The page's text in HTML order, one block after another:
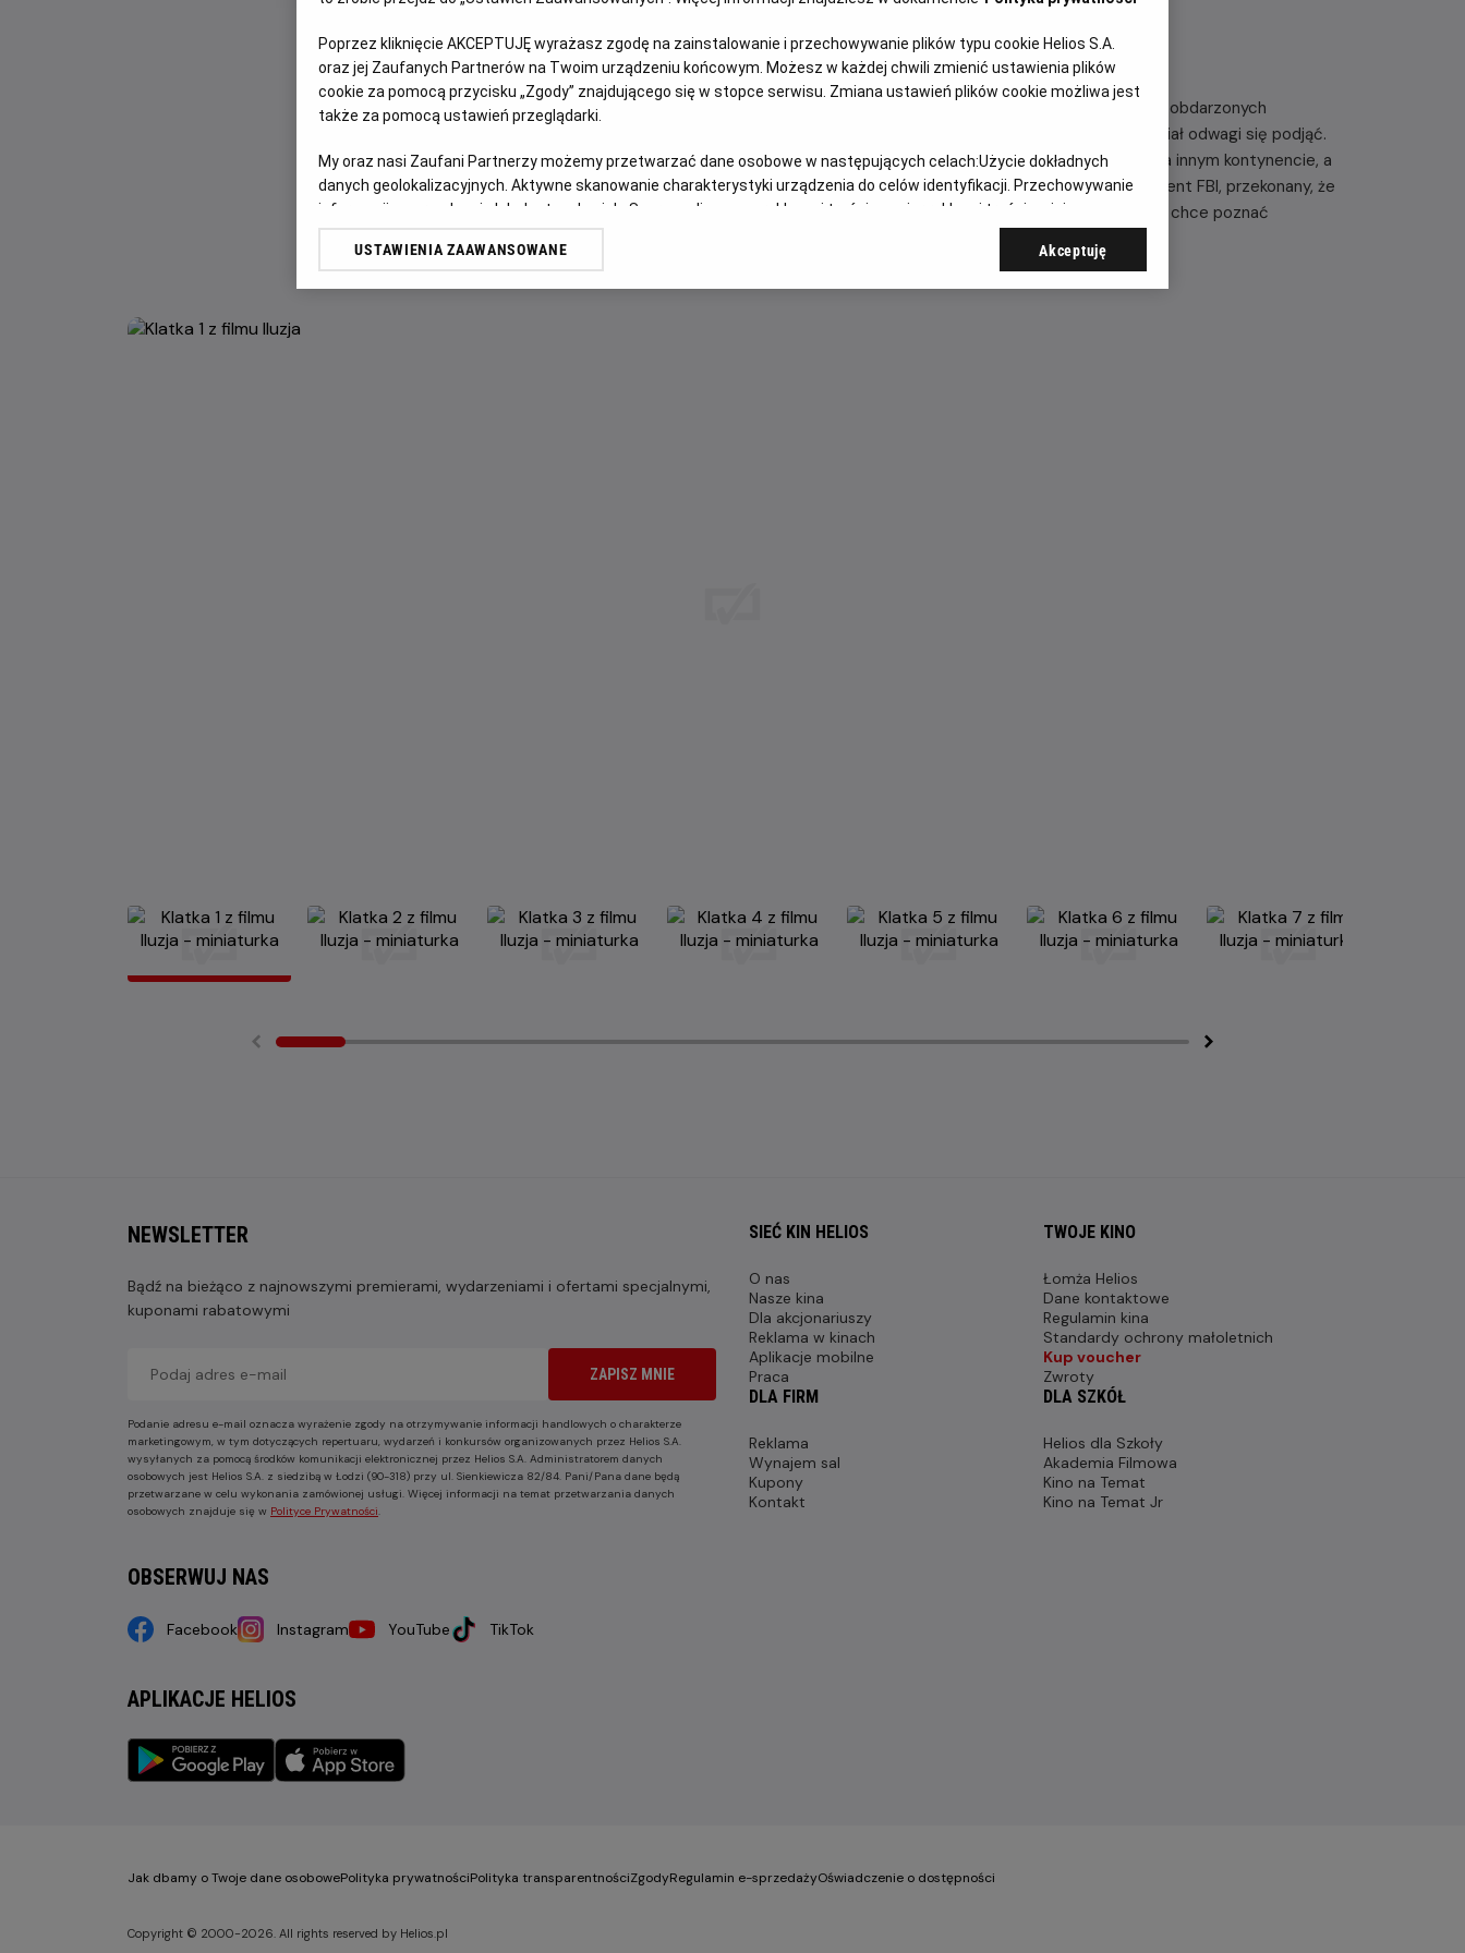
OPIS FILMU
Istniejąca od wieków tajna organizacja OKO zbiera ekipę najbardziej utalentowanych, obdarzonych
niezwykłymi umiejętnościami iluzjonistów i powierza im cel, którego nikt dotąd nie miał odwagi się podjąć.
O grupie robi się głośno po spektaklu, podczas którego rabują bank znajdujący się na innym kontynencie, a
miliony przelewają na konta ludzi obecnych na widowni. Tropem iluzjonistów rusza agent FBI, przekonany, że
za ich działalnością musi kryć się coś więcej. Nie jest on jedynym człowiekiem, który chce poznać
tajemnicę grupy, która przygotowuje się do realizacji bezprecedensowego planu.
NEWSLETTER
Bądź na bieżąco z najnowszymi premierami, wydarzeniami i ofertami specjalnymi,
kuponami rabatowymi
ZAPISZ MNIE
Podanie adresu e-mail oznacza wyrażenie zgody na otrzymywanie informacji handlowych o charakterze
marketingowym, w tym dotyczących repertuaru, wydarzeń i konkursów organizowanych przez Helios S.A.
wysyłanych za pomocą środków komunikacji elektronicznej przez Helios S.A. Administratorem danych
osobowych jest Helios S.A. z siedzibą w Łodzi (90-318) przy ul. Sienkiewicza 82/84. Pani/Pana dane będą
przetwarzane w celu wykonania zamówionej usługi. Więcej informacji na temat przetwarzania danych
osobowych znajduje się w Polityce Prywatności.
OBSERWUJ NAS
Facebook Instagram YouTube TikTok
APLIKACJE HELIOS
SIEĆ KIN HELIOS
O nas
Nasze kina
Dla akcjonariuszy
Reklama w kinach
Aplikacje mobilne
Praca
TWOJE KINO
Łomża Helios
Dane kontaktowe
Regulamin kina
Standardy ochrony małoletnich
Kup voucher
Zwroty
DLA FIRM
Reklama
Wynajem sal
Kupony
Kontakt
DLA SZKÓŁ
Helios dla Szkoły
Akademia Filmowa
Kino na Temat
Kino na Temat Jr
Jak dbamy o Twoje dane osobowePolityka prywatnościPolityka transparentnościZgodyRegulamin e-sprzedażyOświadczenie o dostępności
Copyright © 2000-2026. All rights reserved by Helios.pl
Poprzez kliknięcie AKCEPTUJĘ wyrażasz zgodę na zainstalowanie i przechowywanie plików typu cookie Helios S.A.
oraz jej Zaufanych Partnerów na Twoim urządzeniu końcowym. Możesz w każdej chwili zmienić ustawienia plików
cookie za pomocą przycisku „Zgody” znajdującego się w stopce serwisu. Zmiana ustawień plików cookie możliwa jest
także za pomocą ustawień przeglądarki.
My oraz nasi Zaufani Partnerzy możemy przetwarzać dane osobowe w następujących celach:Użycie dokładnych
danych geolokalizacyjnych. Aktywne skanowanie charakterystyki urządzenia do celów identyfikacji. Przechowywanie
informacji na urządzeniu lub dostęp do nich. Spersonalizowane reklamy i treści, pomiar reklam i treści, opinie
odbiorców i ulepszanie usług.
USTAWIENIA ZAAWANSOWANE Akceptuję